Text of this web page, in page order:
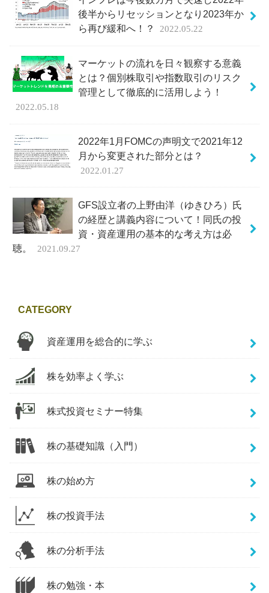
後半からリセッションとなり2023年か
ら再び緩和へ！？
2022.05.22
マーケットの流れを日々観察する意義
とは？個別株取引や指数取引のリスク
管理として徹底的に活用しよう！
2022.05.18
2022年1月FOMCの声明文で2021年12
月から変更された部分とは？
2022.01.27
GFS設立者の上野由洋（ゆきひろ）氏
の経歴と講義内容について！同氏の投
資・資産運用の基本的な考え方は必
聴。
2021.09.27
CATEGORY
資産運用を総合的に学ぶ
株を効率よく学ぶ
株式投資セミナー特集
株の基礎知識（入門）
株の始め方
株の投資手法
株の分析手法
株の勉強・本